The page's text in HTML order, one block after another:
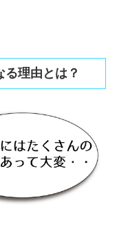
理由とは？